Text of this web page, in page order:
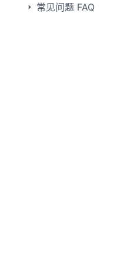
常见问题 FAQ